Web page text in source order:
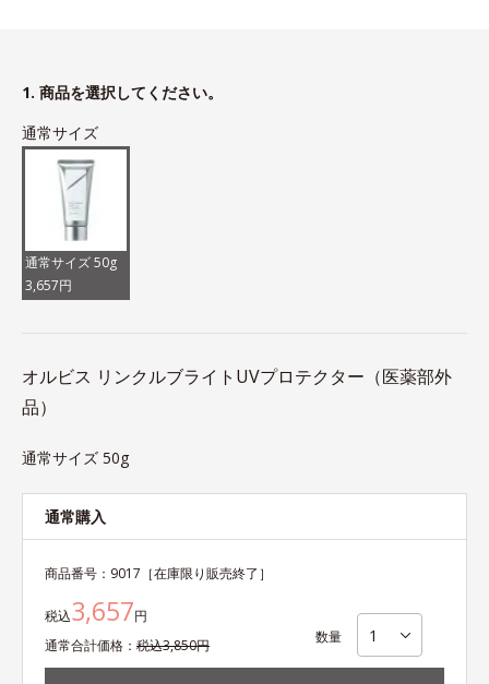
1. 商品を選択してください。
通常サイズ
通常サイズ 50g
3,657円
オルビス リンクルブライトUVプロテクター（医薬部外
品）
通常サイズ 50g
通常購入
商品番号： 9017 ［在庫限り販売終了］
税込3,657円
通常合計価格： 税込3,850円 数量